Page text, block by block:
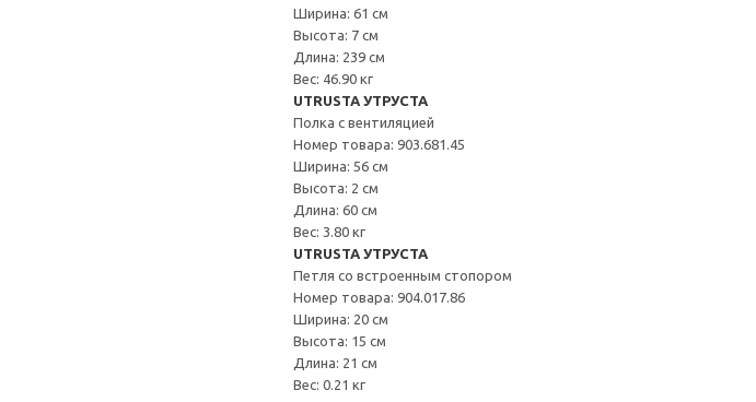
Ширина: 61 см
Высота: 7 см
Длина: 239 см
Вес: 46.90 кг
UTRUSTA УТРУСТА
Полка с вентиляцией
Номер товара: 903.681.45
Ширина: 56 см
Высота: 2 см
Длина: 60 см
Вес: 3.80 кг
UTRUSTA УТРУСТА
Петля со встроенным стопором
Номер товара: 904.017.86
Ширина: 20 см
Высота: 15 см
Длина: 21 см
Вес: 0.21 кг